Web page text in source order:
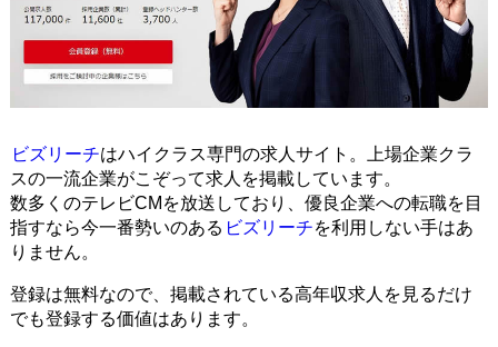
ビズリーチはハイクラス専門の求人サイト。上場企業クラ
スの一流企業がこぞって求人を掲載しています。
数多くのテレビCMを放送しており、優良企業への転職を目
指すなら今一番勢いのある ビズリーチを利用しない手はあ
りません。
登録は無料なので、掲載されている高年収求人を見るだけ
でも登録する価値はあります。